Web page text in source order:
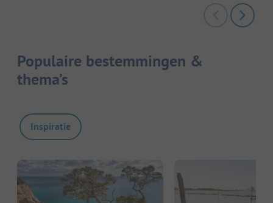
Populaire bestemmingen &
thema’s
Inspiratie